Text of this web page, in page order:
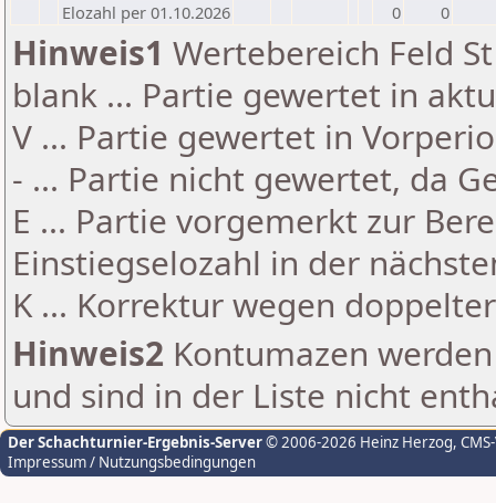
Elozahl per 01.10.2026
0 0
Hinweis1 Wertebereich Feld
blank ... Partie gewertet in
V ... Partie gewertet in
- ... Partie nicht gewertet, da
E ... Partie vorgemerkt zur
Einstiegselozahl in der
K ... Korrektur wegen
Hinweis2 Kontumazen
und sind in der Liste nicht
Der Schachturnier-Ergebnis-Server© 2006-2026 Heinz Herzog,
Impressum / Nutzungsbedingungen